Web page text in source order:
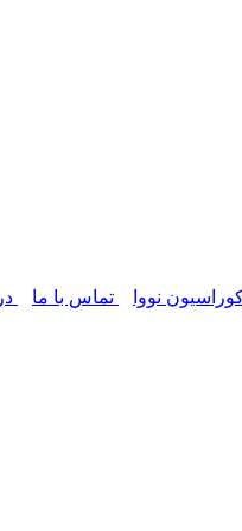
نووا تماس با ما